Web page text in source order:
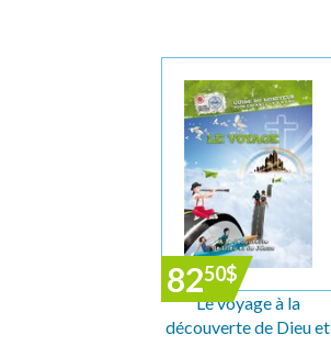
8250$
Le voyage à la
découverte de Dieu et